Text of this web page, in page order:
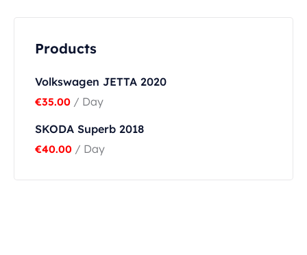
Products
Volkswagen JETTA 2020
€35.00 / Day
SKODA Superb 2018
€40.00 / Day